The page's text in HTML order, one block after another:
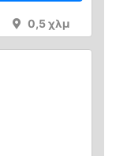
0,5 χλμ